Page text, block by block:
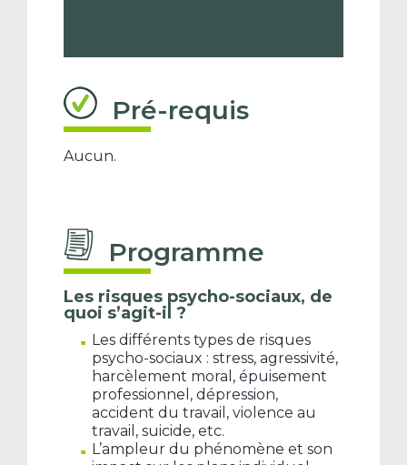
Pré-requis
Aucun.
Programme
Les risques psycho-sociaux, de
quoi s’agit-il ?
Les différents types de risques
psycho-sociaux : stress, agressivité,
harcèlement moral, épuisement
professionnel, dépression,
accident du travail, violence au
travail, suicide, etc.
L’ampleur du phénomène et son